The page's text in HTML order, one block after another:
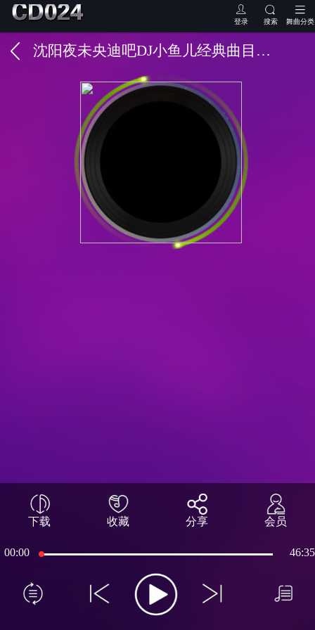
登录 搜索 舞曲分类
沈阳夜未央迪吧DJ小鱼儿经典曲目专辑02
下载 收藏 分享 会员
00:00 46:35